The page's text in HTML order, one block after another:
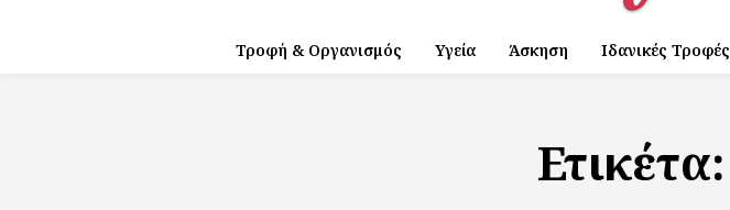
Τροφή & Οργανισμός Υγεία Άσκηση Ιδανικές Τροφές
Ετικέτα: